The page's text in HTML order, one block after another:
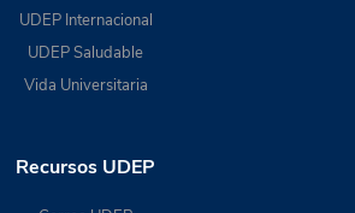
UDEP Internacional
UDEP Saludable
Vida Universitaria
Recursos UDEP